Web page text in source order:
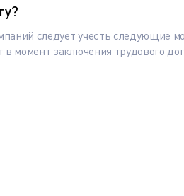
следует учесть следующие
момент заключения трудового